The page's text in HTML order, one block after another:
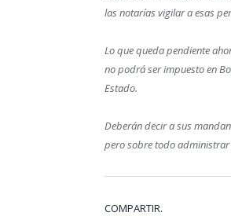
las notarías vigilar a esas
Lo que queda pendiente
no podrá ser impuesto en
Estado.
Deberán decir a sus
pero sobre todo administrar
COMPARTIR.